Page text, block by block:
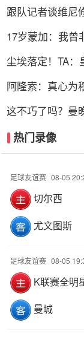
跟队记者谈维尼
17岁蒙加：我曾
尘埃落定！TA
阿隆索：真心为
这不巧了吗？曼
热门录像
足球友谊赛 08-05
切尔西
尤文图斯
足球友谊赛 08-05
K联赛全明
曼城